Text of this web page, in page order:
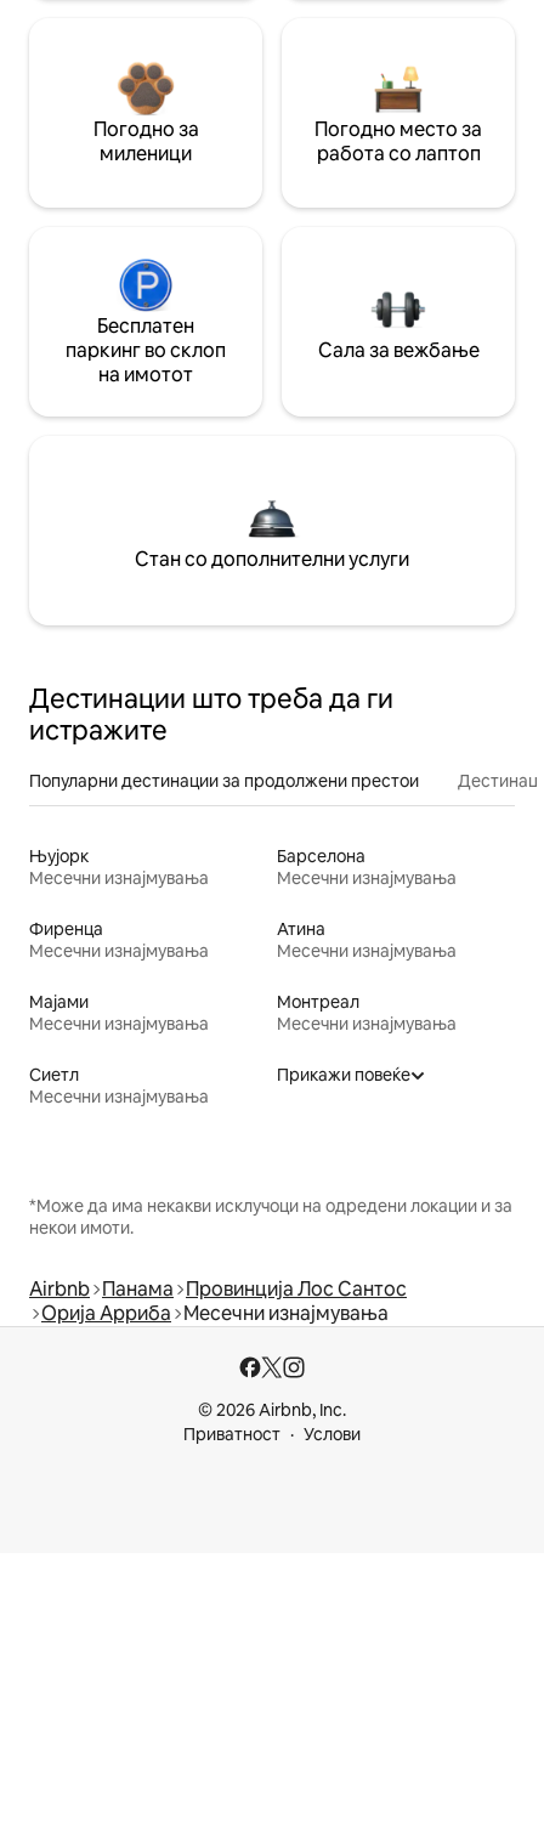
Погодно за
миленици
Погодно место за
работа со лаптоп
Бесплатен
паркинг во склоп
на имотот
Сала за вежбање
Стан со дополнителни услуги
Дестинации што треба да ги
истражите
Популарни дестинации за продолжени престои
Њујорк
Месечни изнајмувања
Барселона
Месечни изнајмувања
Фиренца
Месечни изнајмувања
Атина
Месечни изнајмувања
Мајами
Месечни изнајмувања
Монтреал
Месечни изнајмувања
Сиетл
Месечни изнајмувања
Прикажи повеќе
*Може да има некакви исклучоци на одредени локации и за
некои имоти.
Airbnb Панама Провинција Лос Сантос
Орија Арриба Месечни изнајмувања
© 2026 Airbnb, Inc.
Приватност
Услови